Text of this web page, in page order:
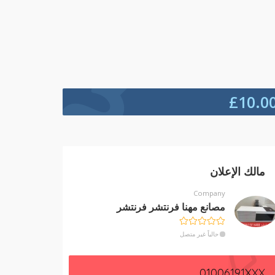
£
مالك الإعلان
Company
مصانع مهنا فرنتشر فرنتشر
حالياً غير متصل